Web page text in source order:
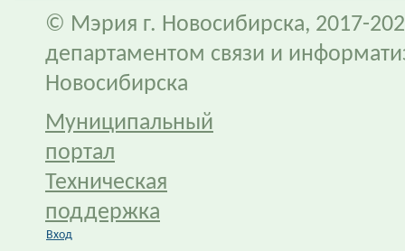
© Мэрия г. Новосибирска, 2017-
департаментом связи и
Новосибирска
Муниципальный
портал
Техническая
поддержка
Вход